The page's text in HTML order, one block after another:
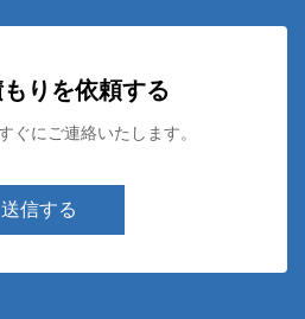
りを依頼する
ぐにご連絡いたします。
送信する